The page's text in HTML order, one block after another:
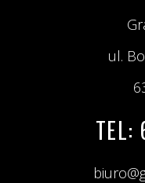
ul.
TEL: